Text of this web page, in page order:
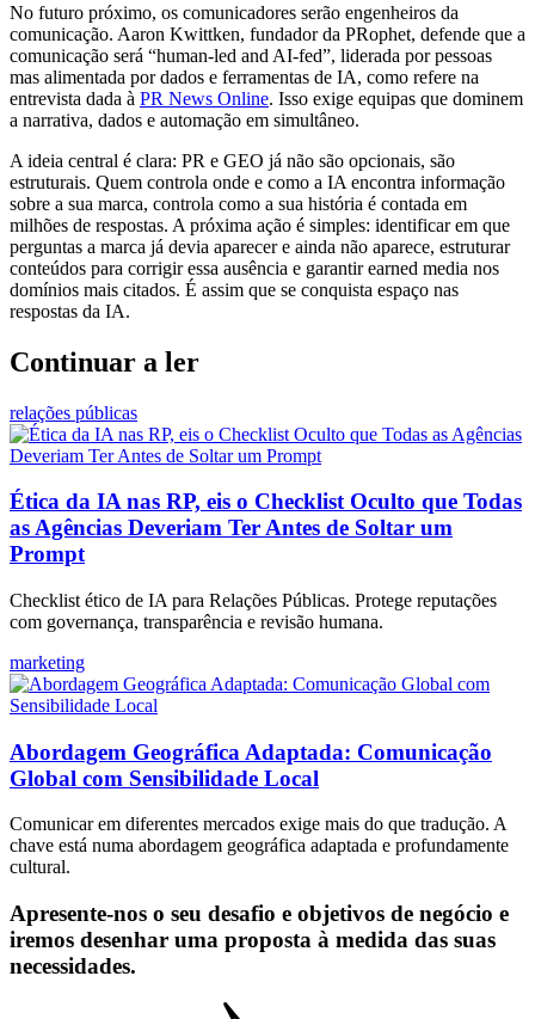
No futuro próximo, os comunicadores serão engenheiros da
comunicação. Aaron Kwittken, fundador da PRophet, defende que a
comunicação será “human-led and AI-fed”, liderada por pessoas
mas alimentada por dados e ferramentas de IA, como refere na
entrevista dada à PR News Online. Isso exige equipas que dominem
a narrativa, dados e automação em simultâneo.
A ideia central é clara: PR e GEO já não são opcionais, são
estruturais. Quem controla onde e como a IA encontra informação
sobre a sua marca, controla como a sua história é contada em
milhões de respostas. A próxima ação é simples: identificar em que
perguntas a marca já devia aparecer e ainda não aparece, estruturar
conteúdos para corrigir essa ausência e garantir earned media nos
domínios mais citados. É assim que se conquista espaço nas
respostas da IA.
Continuar a ler
relações públicas
Ética da IA nas RP, eis o Checklist Oculto que Todas
as Agências Deveriam Ter Antes de Soltar um
Prompt
Checklist ético de IA para Relações Públicas. Protege reputações
com governança, transparência e revisão humana.
marketing
Abordagem Geográfica Adaptada: Comunicação
Global com Sensibilidade Local
Comunicar em diferentes mercados exige mais do que tradução. A
chave está numa abordagem geográfica adaptada e profundamente
cultural.
Apresente-nos o seu desafio e objetivos de negócio e
iremos desenhar uma proposta à medida das suas
necessidades.